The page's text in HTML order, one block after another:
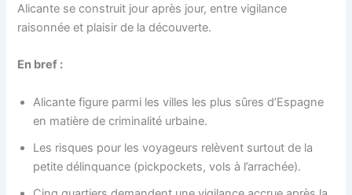
Alicante se construit jour après jour, entre vigilance
raisonnée et plaisir de la découverte.
En bref :
Alicante figure parmi les villes les plus sûres d’Espagne
en matière de criminalité urbaine.
Les risques pour les voyageurs relèvent surtout de la
petite délinquance (pickpockets, vols à l’arrachée).